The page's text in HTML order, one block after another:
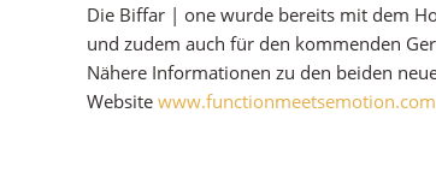
Die Biffar | one wurde bereits mit dem
und zudem auch für den kommenden
Nähere Informationen zu den beiden
Website www.functionmeetsemotion.com